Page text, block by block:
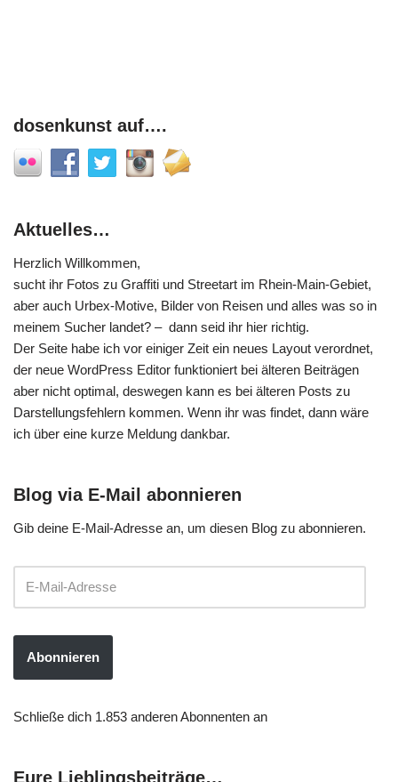
dosenkunst auf….
Aktuelles…
Herzlich Willkommen,
sucht ihr Fotos zu Graffiti und Streetart im Rhein-Main-Gebiet,
aber auch Urbex-Motive, Bilder von Reisen und alles was so in
meinem Sucher landet? – dann seid ihr hier richtig.
Der Seite habe ich vor einiger Zeit ein neues Layout verordnet,
der neue WordPress Editor funktioniert bei älteren Beiträgen
aber nicht optimal, deswegen kann es bei älteren Posts zu
Darstellungsfehlern kommen. Wenn ihr was findet, dann wäre
ich über eine kurze Meldung dankbar.
Blog via E-Mail abonnieren
Gib deine E-Mail-Adresse an, um diesen Blog zu abonnieren.
Abonnieren
Schließe dich 1.853 anderen Abonnenten an
Eure Lieblingsbeiträge…